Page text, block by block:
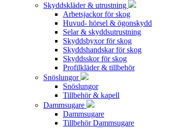
Skyddskläder & utrustning
Arbetsjackor för skog
Huvud- hörsel & ögonskydd
Selar & skyddsutrustning
Skyddsbyxor för skog
Skyddshandskar för skog
Skyddsskor för skog
Profilkläder & tillbehör
Snöslungor
Snöslungor
Tillbehör & kapell
Dammsugare
Dammsugare
Tillbehör Dammsugare